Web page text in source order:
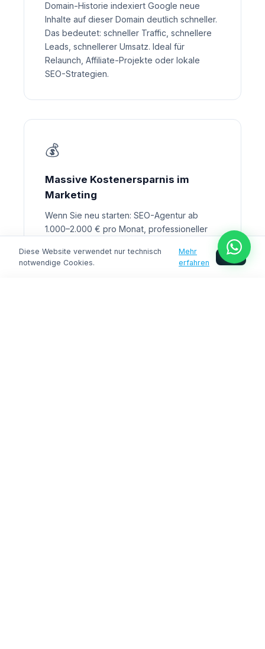
Domain-Historie indexiert Google neue
Inhalte auf dieser Domain deutlich schneller.
Das bedeutet: schneller Traffic, schnellere
Leads, schnellerer Umsatz. Ideal für
Relaunch, Affiliate-Projekte oder lokale
SEO-Strategien.
💰
Massive Kostenersparnis im
Marketing
Wenn Sie neu starten: SEO-Agentur ab
1.000–2.000 € pro Monat, professioneller
Linkaufbau 100–500 € pro Link, 6–12 Monate
bis erste Rankings. Mit einer etablierten
Domain verkürzen Sie diesen Prozess
Diese Website verwendet nur technisch
notwendige Cookies.
Mehr
erfahren
OK